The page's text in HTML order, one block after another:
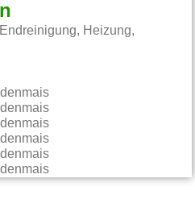
Heizung,